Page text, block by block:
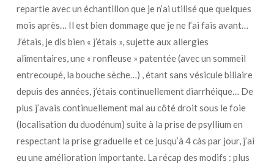
repartie avec un échantillon que je n’ai utilisé que quelques
mois après… Il est bien dommage que je ne l’ai fais avant…
J’étais, je dis bien « j’étais », sujette aux allergies
alimentaires, une « ronfleuse » patentée (avec un sommeil
entrecoupé, la bouche sèche…) , étant sans vésicule biliaire
depuis des années, j’étais continuellement diarrhéique… De
plus j’avais continuellement mal au côté droit sous le foie
(localisation du duodénum) suite à la prise de psyllium en
respectant la prise graduelle et ce jusqu’à 4 càs par jour, j’ai
eu une amélioration importante. La récap des modifs : plus